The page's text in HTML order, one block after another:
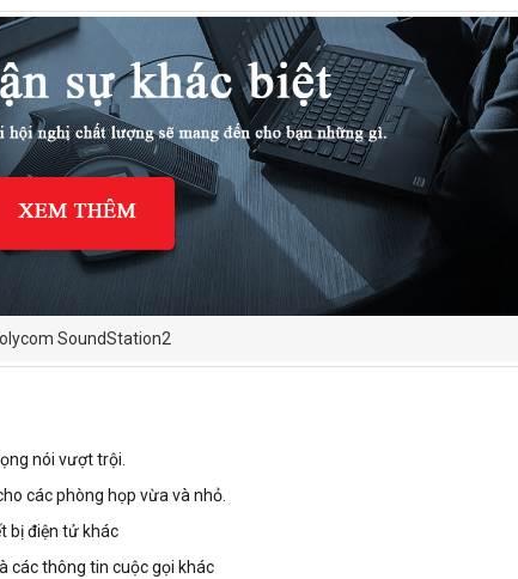
SoundStation2
nói vượt trội.
các phòng họp vừa và nhỏ.
bị điện tử khác
các thông tin cuộc gọi khác